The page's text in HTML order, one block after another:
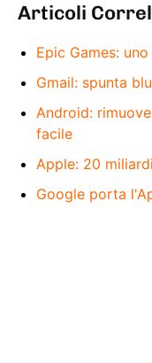
Articoli
Epic Games:
Gmail: spunta
Android:
facile
Apple: 20
Google porta